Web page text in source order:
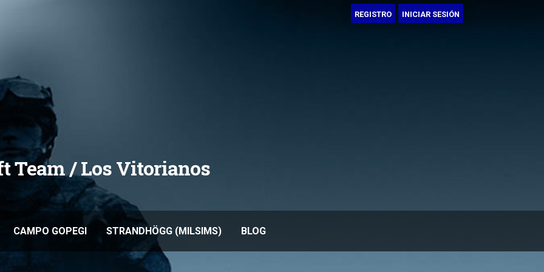
REGISTRO INICIAR SESIÓN
Team / Los Vitorianos
CAMPO GOPEGI STRANDHÖGG (MILSIMS) BLOG